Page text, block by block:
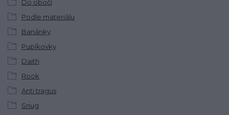
Do obočí
Podle materiálu
Banánky
Pupíkovky
Daith
Rook
Anti tragus
Snug